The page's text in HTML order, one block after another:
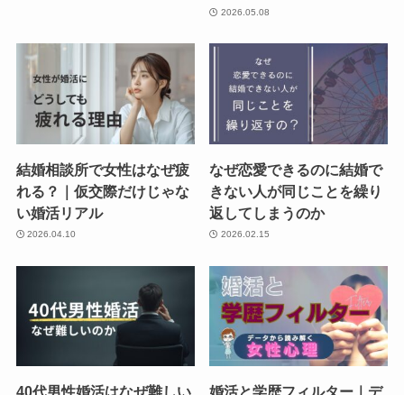
2026.05.08
結婚相談所で女性はなぜ疲
れる？｜仮交際だけじゃな
い婚活リアル
2026.04.10
なぜ恋愛できるのに結婚で
きない人が同じことを繰り
返してしまうのか
2026.02.15
40代男性婚活はなぜ難しい 婚活と学歴フィルター｜デ